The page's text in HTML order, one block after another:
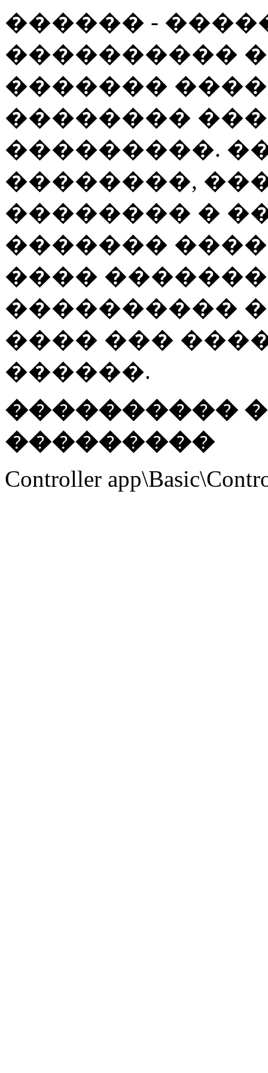
������ -
����������
�������
��������
���������.
��������,
�������� �
�������
����
����������
���� ���
������.
����������
���������
Controller